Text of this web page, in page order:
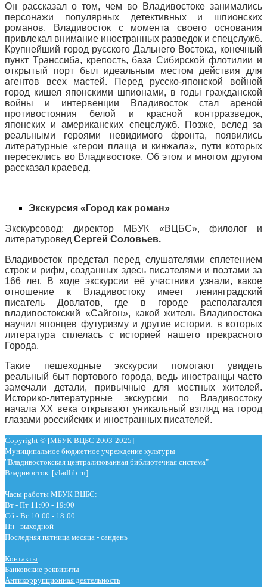
Он рассказал о том, чем во Владивостоке занимались
персонажи популярных детективных и шпионских
романов. Владивосток с момента своего основания
привлекал внимание иностранных разведок и спецслужб.
Крупнейший город русского Дальнего Востока, конечный
пункт Транссиба, крепость, база Сибирской флотилии и
открытый порт был идеальным местом действия для
агентов всех мастей. Перед русско-японской войной
город кишел японскими шпионами, в годы гражданской
войны и интервенции Владивосток стал ареной
противостояния белой и красной контрразведок,
японских и американских спецслужб. Позже, вслед за
реальными героями невидимого фронта, появились
литературные «герои плаща и кинжала», пути которых
пересеклись во Владивостоке. Об этом и многом другом
рассказал краевед.
Экскурсия «Город как роман»
Экскурсовод: директор МБУК «ВЦБС», филолог и
литературовед Сергей Соловьев.
Владивосток предстал перед слушателями сплетением
строк и рифм, созданных здесь писателями и поэтами за
166 лет. В ходе экскурсии её участники узнали, какое
отношение к Владивостоку имеет ленинградский
писатель Довлатов, где в городе располагался
владивостокский «Сайгон», какой житель Владивостока
научил японцев футуризму и другие истории, в которых
литература сплелась с историей нашего прекрасного
Города.
Такие пешеходные экскурсии помогают увидеть
реальный быт портового города, ведь иностранцы часто
замечали детали, привычные для местных жителей.
Историко-литературные экскурсии по Владивостоку
начала XX века открывают уникальный взгляд на город
глазами российских и иностранных писателей.
Copyright © [МБУК ВЦБС 2003-2025]
Муниципальное бюджетное учреждение культуры
"Владивостокская централизованная библиотечная система"
Владивосток [vladlib.ru]
Часы работы МБУК ВЦБС:
Вт - Пт 11:00 - 19:00
Сб - Вс 10:00 - 18:00
Пн - выходной
Последняя пятница месяца - сандень
Контакты
Банковские реквизиты
Антикоррупционная деятельность